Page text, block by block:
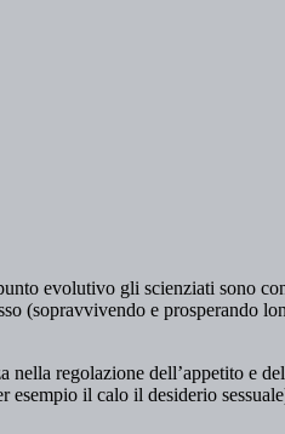
evolutivo gli scienziati sono
(sopravvivendo e prosperando
regolazione dell’appetito e
il calo il desiderio